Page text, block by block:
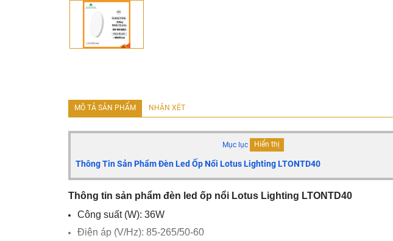
MÔ TẢ SẢN PHẨM NHẬN XÉT
Mục lục Hiển thị
Thông Tin Sản Phẩm Đèn Led Ốp Nổi Lotus Lighting LTONTD40
Thông tin sản phẩm đèn led ốp nổi Lotus Lighting LTONTD40
Công suất (W): 36W
Điện áp (V/Hz): 85-265/50-60